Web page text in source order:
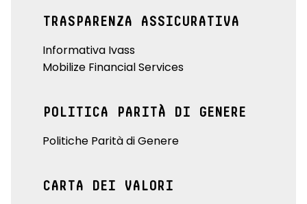
TRASPARENZA ASSICURATIVA
Informativa Ivass
Mobilize Financial Services
POLITICA PARITÀ DI GENERE
Politiche Parità di Genere
CARTA DEI VALORI